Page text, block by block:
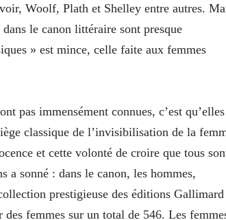
Woolf, Plath et Shelley entre autres.
le canon littéraire sont presque
» est mince, celle faite aux femmes
pas immensément connues, c’est qu’elles
classique de l’invisibilisation de la
et cette volonté de croire que tous
a sonné : dans le canon, les hommes,
prestigieuse des éditions Gallimard
des femmes sur un total de 546. Les